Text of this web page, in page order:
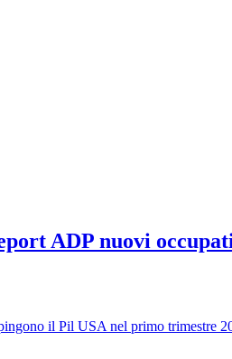
ADP nuovi
il Pil USA nel primo trimestre